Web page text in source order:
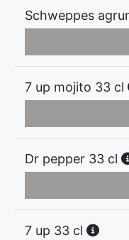
Schweppes
7 up mojito 33 cl
Dr pepper 33 cl
7 up 33 cl